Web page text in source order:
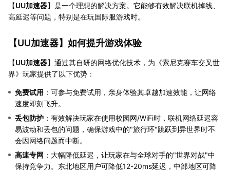
【UU加速器】是一个理想的解决方案。它能够有效解决联机掉线、
高延迟等问题，特别是在玩国际服游戏时。
【UU加速器】如何提升游戏体验
【UU加速器】通过其自研的网络优化技术，为《索尼克赛车交叉世
界》玩家提供了以下优势：
免费试用 ：可参与免费试用，亲身体验其卓越加速效能，让网络
速度即刻飞升。
丢包防护 ：有效解决玩家在使用校园网/WiFi时，联机网络延迟容
易波动和丢包的问题，确保游戏中的"旅行环"跳跃到异世界时不
会因网络问题而中断。
高速专网 ：大幅降低延迟，让玩家在与全球对手的"世界对战"中
保持竞争力。东北地区用户可降低12-20ms延迟，中部地区可降